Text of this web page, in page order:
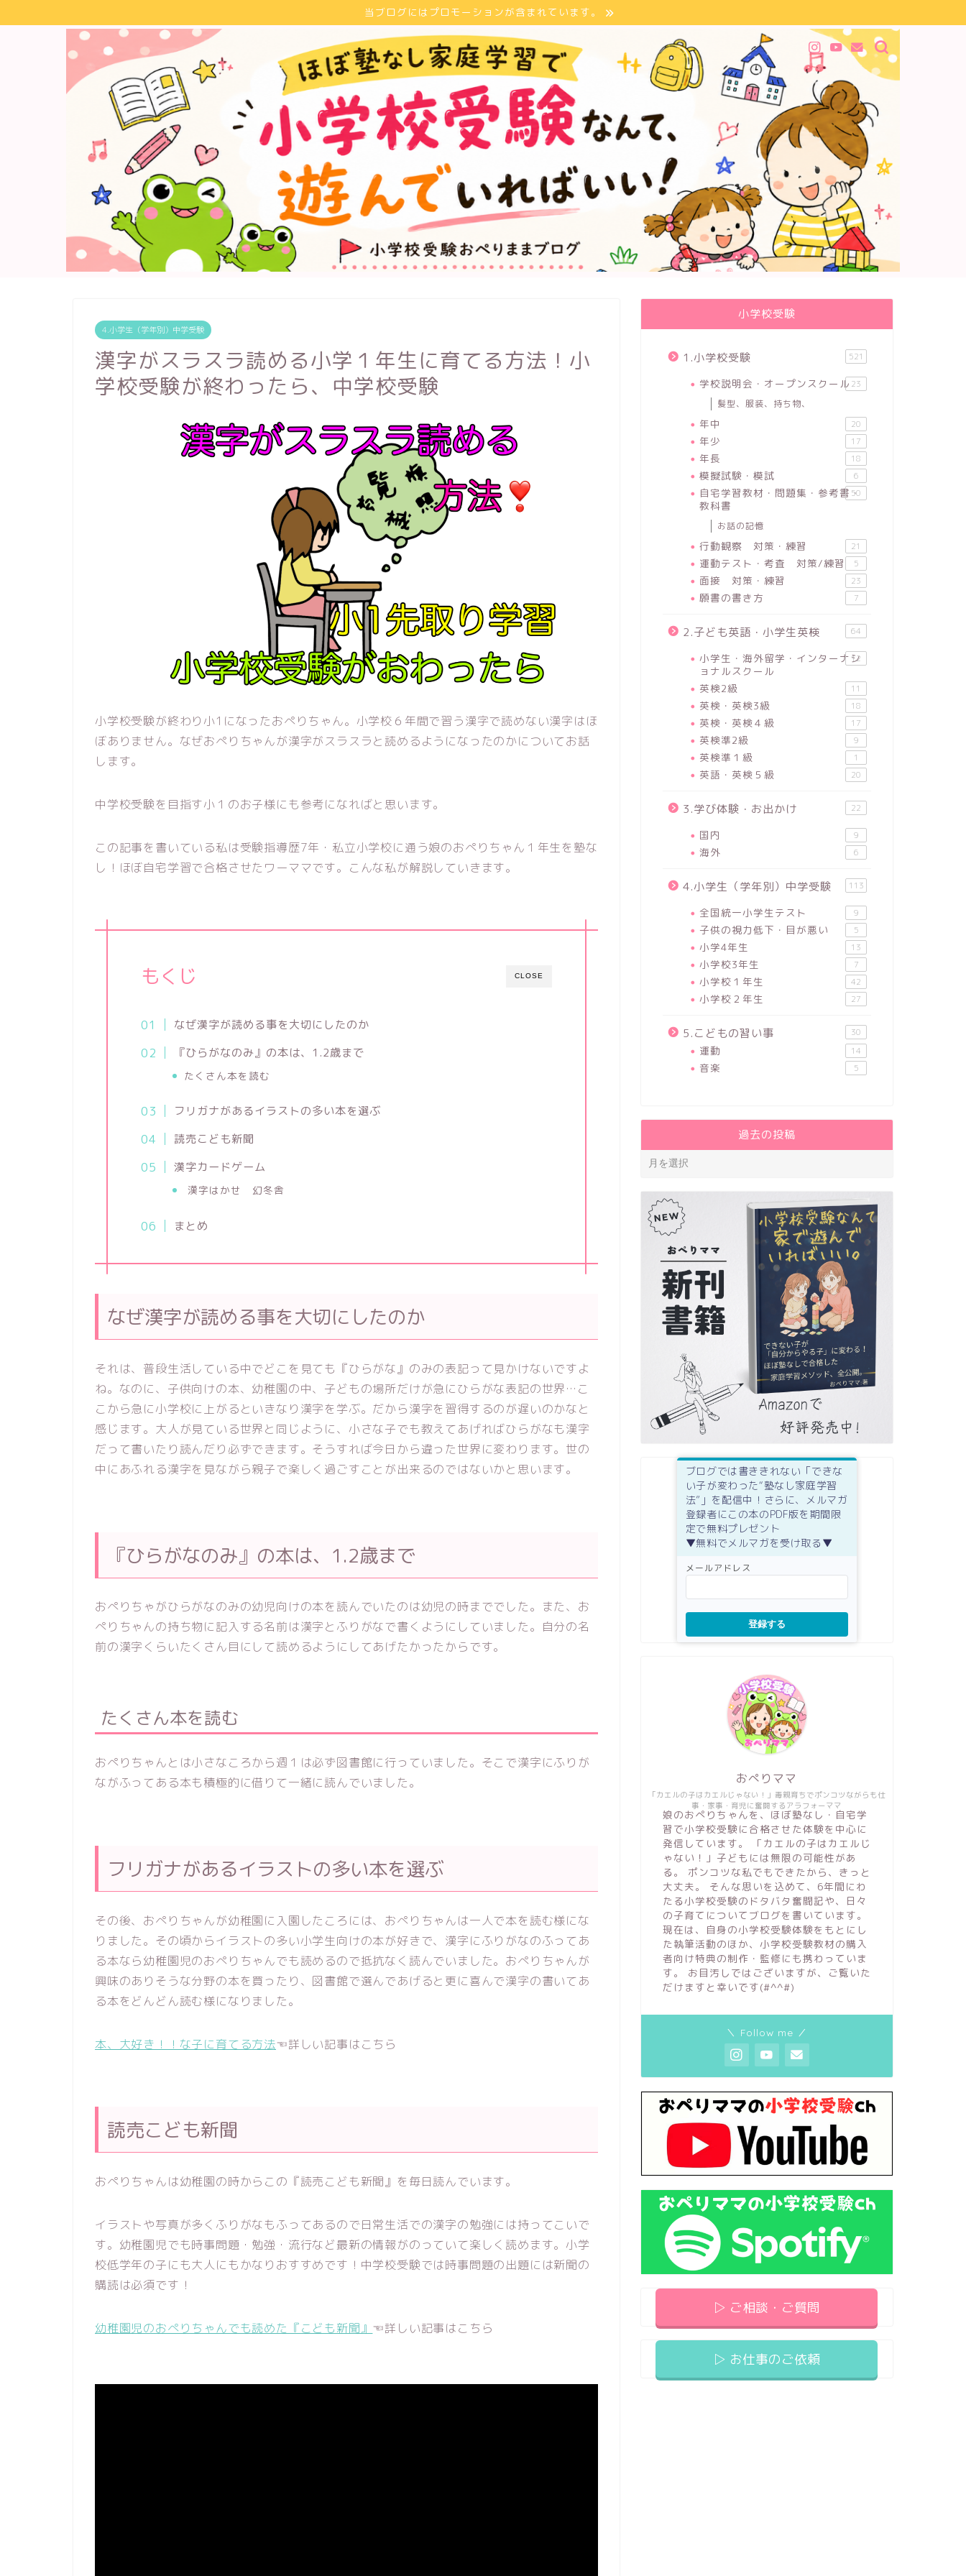
当ブログにはプロモーションが含まれています。
4.小学生（学年別）中学受験
漢字がスラスラ読める小学１年生に育てる方法！小
学校受験が終わったら、中学校受験
小学校受験が終わり小1になったおぺりちゃん。小学校６年間で習う漢字で読めない漢字はほ
ぼありません。なぜおぺりちゃんが漢字がスラスラと読めるようになったのかについてお話
します。
中学校受験を目指す小１のお子様にも参考になればと思います。
この記事を書いている私は受験指導歴7年・私立小学校に通う娘のおぺりちゃん１年生を塾な
し！ほぼ自宅学習で合格させたワーママです。こんな私が解説していきます。
CLOSE
もくじ
なぜ漢字が読める事を大切にしたのか
『ひらがなのみ』の本は、1.2歳まで
たくさん本を読む
フリガナがあるイラストの多い本を選ぶ
読売こども新聞
漢字カードゲーム
漢字はかせ 幻冬舎
まとめ
なぜ漢字が読める事を大切にしたのか
それは、普段生活している中でどこを見ても『ひらがな』のみの表記って見かけないですよ
ね。 なのに、子供向けの本、幼稚園の中、子どもの場所だけが急にひらがな表記の世界…こ
こから急に小学校に上がるといきなり漢字を学ぶ。だから漢字を習得するのが遅いのかなと
感じます。大人が見ている世界と同じように、小さな子でも教えてあげればひらがなも漢字
だって書いたり読んだり必ずできます。そうすれば今日から違った世界に変わります。世の
中にあふれる漢字を見ながら親子で楽しく過ごすことが出来るのではないかと思います。
『ひらがなのみ』の本は、1.2歳まで
おぺりちゃがひらがなのみの幼児向けの本を読んでいたのは幼児の時まででした。また、お
ぺりちゃんの持ち物に記入する名前は漢字とふりがなで書くようにしていました。自分の名
前の漢字くらいたくさん目にして読めるようにしてあげたかったからです。
たくさん本を読む
おぺりちゃんとは小さなころから週１は必ず図書館に行っていました。そこで漢字にふりが
ながふってある本も積極的に借りて一緒に読んでいました。
フリガナがあるイラストの多い本を選ぶ
その後、おぺりちゃんが幼稚園に入園したころには、おぺりちゃんは一人で本を読む様にな
りました。その頃からイラストの多い小学生向けの本が好きで、漢字にふりがなのふってあ
る本なら幼稚園児のおぺりちゃんでも読めるので抵抗なく読んでいました。おぺりちゃんが
興味のありそうな分野の本を買ったり、図書館で選んであげると更に喜んで漢字の書いてあ
る本をどんどん読む様になりました。
本、大好き！！な子に育てる方法☜詳しい記事はこちら
読売こども新聞
おぺりちゃんは幼稚園の時からこの『読売こども新聞』を毎日読んでいます。
イラストや写真が多くふりがなもふってあるので日常生活での漢字の勉強には持ってこいで
す。幼稚園児でも時事問題・勉強・流行など最新の情報がのっていて楽しく読めます。小学
校低学年の子にも大人にもかなりおすすめです！中学校受験では時事問題の出題には新聞の
購読は必須です！
幼稚園児のおぺりちゃんでも読めた『こども新聞』 ☜詳しい記事はこちら
小学校受験
1.小学校受験 521
学校説明会・オープンスクール 23
髪型、服装、持ち物、
年中 20
年少 17
年長 18
模擬試験・模試 6
自宅学習教材・問題集・参考書・
教科書
50
お話の記憶
行動観察 対策・練習 21
運動テスト・考査 対策/練習 5
面接 対策・練習 23
願書の書き方 7
2.子ども英語・小学生英検 64
小学生・海外留学・インターナシ
ョナルスクール
12
英検2級 11
英検・英検3級 18
英検・英検４級 17
英検準2級 9
英検準１級 1
英語・英検５級 20
3.学び体験・お出かけ 22
国内 9
海外 6
4.小学生（学年別）中学受験 113
全国統一小学生テスト 9
子供の視力低下・目が悪い 5
小学4年生 13
小学校3年生 7
小学校１年生 42
小学校２年生 27
5.こどもの習い事 30
運動 14
音楽 5
過去の投稿
ブログでは書ききれない「できな
い子が変わった“塾なし家庭学習
法”」を配信中！さらに、メルマガ
登録者にこの本のPDF版を期間限
定で無料プレゼント
▼無料でメルマガを受け取る▼
メールアドレス
登録する
「カエルの子はカエルじゃない！」毒親育ちでポンコツながらも仕
事・家事・育児に奮闘するアラフォーママ
おぺりママ
娘のおぺりちゃんを、ほぼ塾なし・自宅学
習で小学校受験に合格させた体験を中心に
発信しています。 「カエルの子はカエルじ
ゃない！」子どもには無限の可能性があ
る。 ポンコツな私でもできたから、きっと
大丈夫。 そんな思いを込めて、6年間にわ
たる小学校受験のドタバタ奮闘記や、日々
の子育てについてブログを書いています。
現在は、自身の小学校受験体験をもとにし
た執筆活動のほか、小学校受験教材の購入
者向け特典の制作・監修にも携わっていま
す。 お目汚しではございますが、ご覧いた
だけますと幸いです(#^^#)
＼ Follow me ／
▷ ご相談・ご質問
▷ お仕事のご依頼